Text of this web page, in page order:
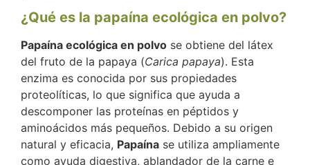
¿Qué es la papaína ecológica en polvo?
Papaína ecológica en polvo se obtiene del látex
del fruto de la papaya (Carica papaya). Esta
enzima es conocida por sus propiedades
proteolíticas, lo que significa que ayuda a
descomponer las proteínas en péptidos y
aminoácidos más pequeños. Debido a su origen
natural y eficacia, Papaína se utiliza ampliamente
como ayuda digestiva, ablandador de la carne e